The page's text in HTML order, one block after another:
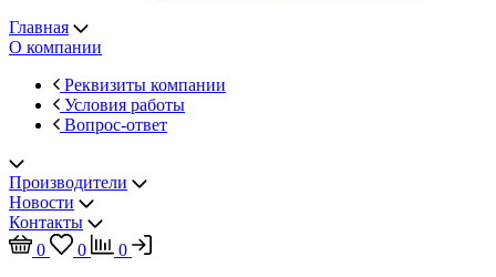
Главная
О компании
Реквизиты компании
Условия работы
Вопрос-ответ
Производители
Новости
Контакты
0
0
0